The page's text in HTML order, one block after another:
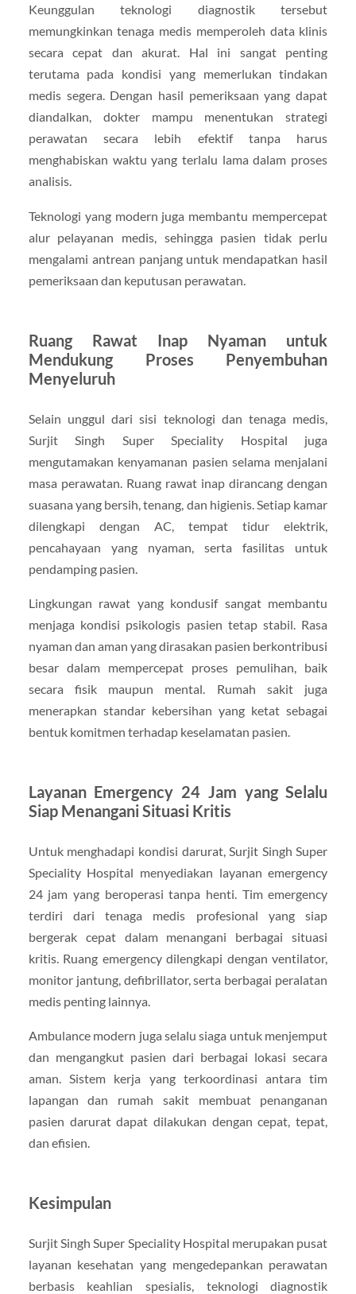
Keunggulan teknologi diagnostik tersebut
memungkinkan tenaga medis memperoleh data klinis
secara cepat dan akurat. Hal ini sangat penting
terutama pada kondisi yang memerlukan tindakan
medis segera. Dengan hasil pemeriksaan yang dapat
diandalkan, dokter mampu menentukan strategi
perawatan secara lebih efektif tanpa harus
menghabiskan waktu yang terlalu lama dalam proses
analisis.
Teknologi yang modern juga membantu mempercepat
alur pelayanan medis, sehingga pasien tidak perlu
mengalami antrean panjang untuk mendapatkan hasil
pemeriksaan dan keputusan perawatan.
Ruang Rawat Inap Nyaman untuk
Mendukung Proses Penyembuhan
Menyeluruh
Selain unggul dari sisi teknologi dan tenaga medis,
Surjit Singh Super Speciality Hospital juga
mengutamakan kenyamanan pasien selama menjalani
masa perawatan. Ruang rawat inap dirancang dengan
suasana yang bersih, tenang, dan higienis. Setiap kamar
dilengkapi dengan AC, tempat tidur elektrik,
pencahayaan yang nyaman, serta fasilitas untuk
pendamping pasien.
Lingkungan rawat yang kondusif sangat membantu
menjaga kondisi psikologis pasien tetap stabil. Rasa
nyaman dan aman yang dirasakan pasien berkontribusi
besar dalam mempercepat proses pemulihan, baik
secara fisik maupun mental. Rumah sakit juga
menerapkan standar kebersihan yang ketat sebagai
bentuk komitmen terhadap keselamatan pasien.
Layanan Emergency 24 Jam yang Selalu
Siap Menangani Situasi Kritis
Untuk menghadapi kondisi darurat, Surjit Singh Super
Speciality Hospital menyediakan layanan emergency
24 jam yang beroperasi tanpa henti. Tim emergency
terdiri dari tenaga medis profesional yang siap
bergerak cepat dalam menangani berbagai situasi
kritis. Ruang emergency dilengkapi dengan ventilator,
monitor jantung, defibrillator, serta berbagai peralatan
medis penting lainnya.
Ambulance modern juga selalu siaga untuk menjemput
dan mengangkut pasien dari berbagai lokasi secara
aman. Sistem kerja yang terkoordinasi antara tim
lapangan dan rumah sakit membuat penanganan
pasien darurat dapat dilakukan dengan cepat, tepat,
dan efisien.
Kesimpulan
Surjit Singh Super Speciality Hospital merupakan pusat
layanan kesehatan yang mengedepankan perawatan
berbasis keahlian spesialis, teknologi diagnostik